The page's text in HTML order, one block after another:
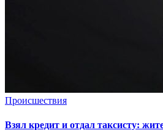
Происшествия
Взял кредит и отдал таксисту: